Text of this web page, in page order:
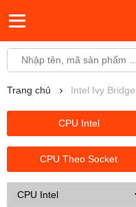
Trang chủ Intel Ivy
CPU Intel
CPU Theo Socket
CPU Intel